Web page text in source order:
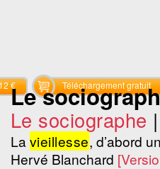
€ Téléchargement gratuit
Le
Le sociographe
Lavieillesse, d’abord
Hervé Blanchard